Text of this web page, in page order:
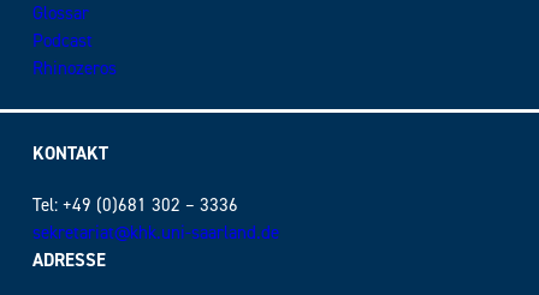
Glossar
Podcast
Rhinozeros
KONTAKT
Tel: +49 (0)681 302 – 3336
sekretariat@khk.uni-saarland.de
ADRESSE